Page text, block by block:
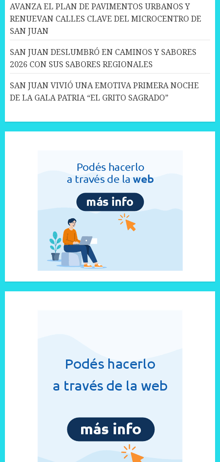
AVANZA EL PLAN DE PAVIMENTOS URBANOS Y
RENUEVAN CALLES CLAVE DEL MICROCENTRO DE
SAN JUAN
SAN JUAN DESLUMBRÓ EN CAMINOS Y SABORES
2026 CON SUS SABORES REGIONALES
SAN JUAN VIVIÓ UNA EMOTIVA PRIMERA NOCHE
DE LA GALA PATRIA “EL GRITO SAGRADO”